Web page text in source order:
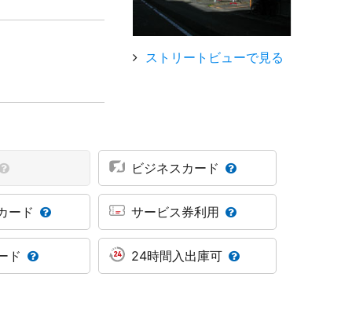
ストリートビューで見る
ビジネスカード
ード サービス券利用
ド 24時間入出庫可